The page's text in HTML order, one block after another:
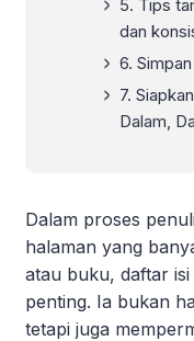
5. Tips
dan
6.
7.
Dalam,
Dalam proses
halaman yang
atau buku, daftar
penting. Ia bukan
tetapi juga